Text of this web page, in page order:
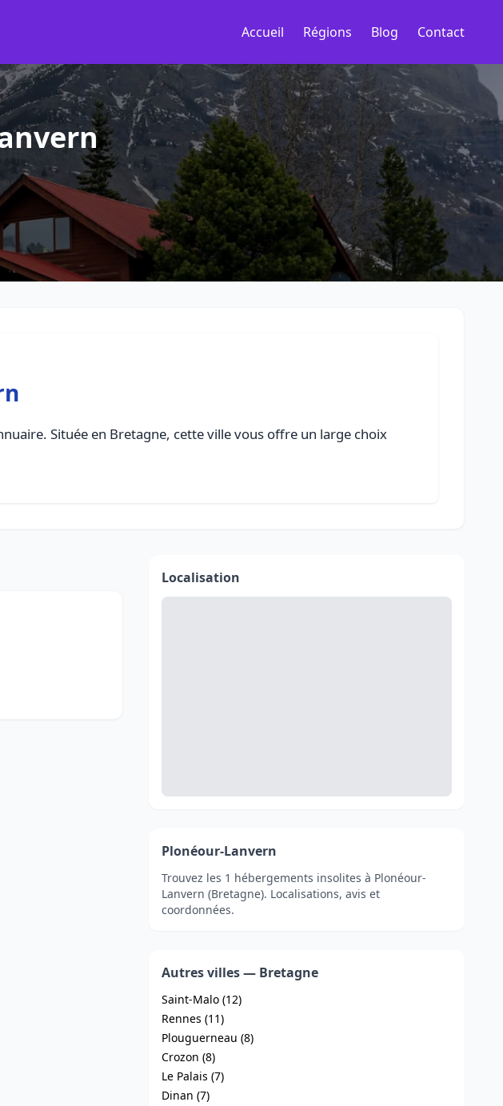
Accueil Régions Blog Contact
Située en Bretagne, cette ville vous offre un large choix
Localisation
Plonéour-Lanvern
Trouvez les 1 hébergements insolites à Plonéour-
Lanvern (Bretagne). Localisations, avis et
coordonnées.
Autres villes — Bretagne
Saint-Malo (12)
Rennes (11)
Plouguerneau (8)
Crozon (8)
Le Palais (7)
Dinan (7)